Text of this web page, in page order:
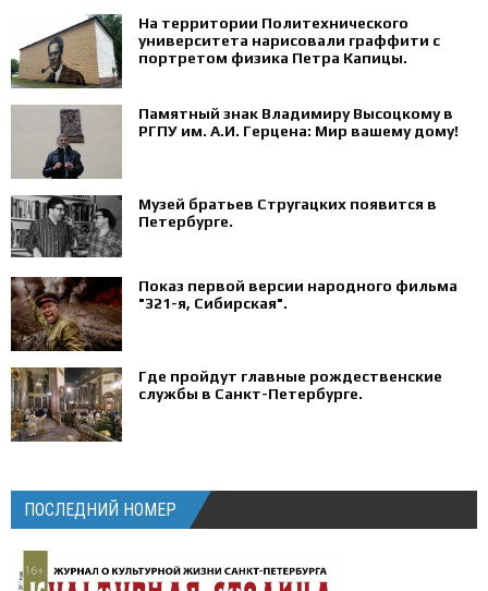
На территории Политехнического
университета нарисовали граффити с
портретом физика Петра Капицы.
Памятный знак Владимиру Высоцкому в
РГПУ им. А.И. Герцена: Мир вашему дому!
Музей братьев Стругацких появится в
Петербурге‍.
Показ первой версии народного фильма
"321-я, Сибирская".
Где пройдут главные рождественские
службы в Санкт-Петербурге.
ПОСЛЕДНИЙ НОМЕР